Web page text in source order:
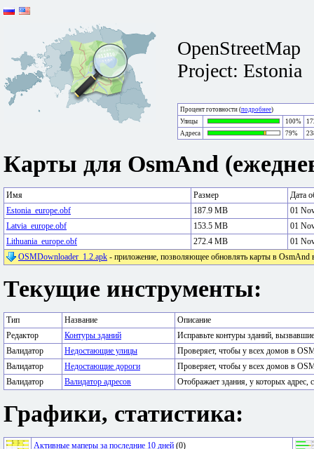
OpenStreetMap
Project: Estonia
Процент готовности (подробнее)
Улицы
100%
Адреса
79%
Карты для OsmAnd
Имя Размер
Дата
Estonia_europe.obf
187.9 MB
01
Latvia_europe.obf
153.5 MB
01
Lithuania_europe.obf
272.4 MB
01
OSMDownloader_1.2.apk - приложение, позволяющее обновлять карты в OsmAnd
Текущие инструменты:
Тип Название
Описание
Редактор
Контуры зданий
Исправьте контуры зданий,
Валидатор
Недостающие улицы
Проверяет, чтобы у всех домов в
Валидатор
Недостающие дороги
Проверяет, чтобы у всех домов в
Валидатор
Валидатор адресов Отображает здания, у которых адрес,
Графики, статистика:
Активные маперы за последние 10 дней (0)